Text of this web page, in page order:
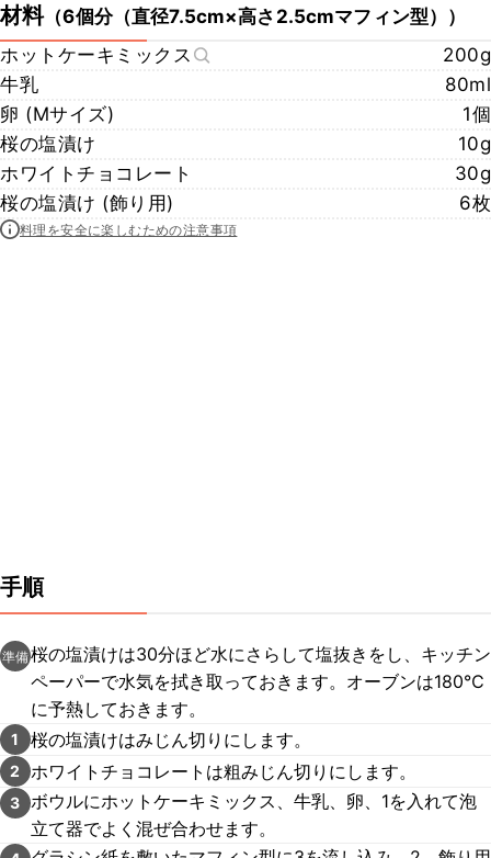
材料（6個分（直径7.5cm×高さ2.5cmマフィン型） ）
ホットケーキミックス
200g
牛乳
80ml
卵 (Mサイズ)
1個
桜の塩漬け
10g
ホワイトチョコレート
30g
桜の塩漬け (飾り用)
6枚
料理を安全に楽しむための注意事項
手順
準備桜の塩漬けは30分ほど水にさらして塩抜きをし、キッチン
ペーパーで水気を拭き取っておきます。オーブンは180℃
に予熱しておきます。
1 桜の塩漬けはみじん切りにします。
2 ホワイトチョコレートは粗みじん切りにします。
3 ボウルにホットケーキミックス、牛乳、卵、1を入れて泡
立て器でよく混ぜ合わせます。